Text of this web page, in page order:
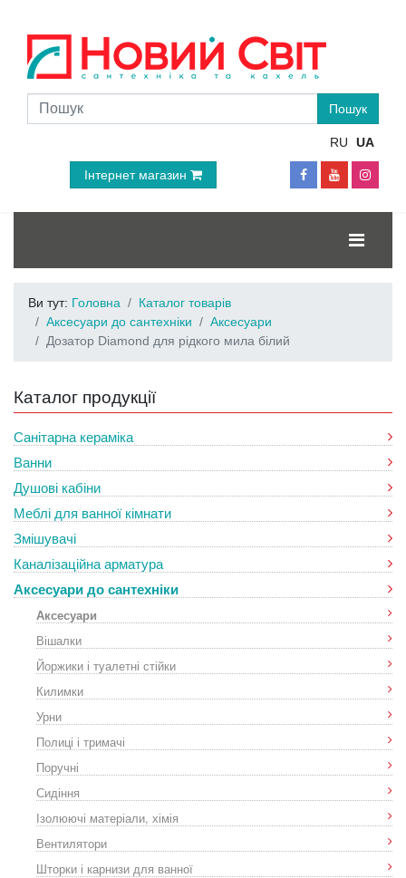
RU UA
Інтернет магазин
Ви тут: Головна
Каталог товарів
Аксесуари до сантехніки
Аксесуари
Дозатор Diamond для рідкого мила білий
Каталог продукції
Санітарна кераміка
Ванни
Душові кабіни
Меблі для ванної кімнати
Змішувачі
Каналізаційна арматура
Аксесуари до сантехніки
Аксесуари
Вішалки
Йоржики і туалетні стійки
Килимки
Урни
Полиці і тримачі
Поручні
Сидіння
Ізолюючі матеріали, хімія
Вентилятори
Шторки і карнизи для ванної